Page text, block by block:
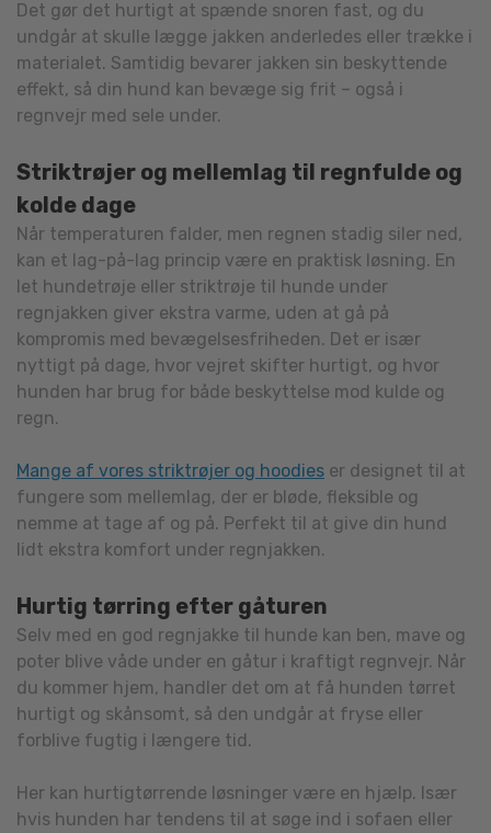
Det gør det hurtigt at spænde snoren fast, og du
undgår at skulle lægge jakken anderledes eller trække i
materialet. Samtidig bevarer jakken sin beskyttende
effekt, så din hund kan bevæge sig frit – også i
regnvejr med sele under.
Striktrøjer og mellemlag til regnfulde og
kolde dage
Når temperaturen falder, men regnen stadig siler ned,
kan et lag-på-lag princip være en praktisk løsning. En
let hundetrøje eller striktrøje til hunde under
regnjakken giver ekstra varme, uden at gå på
kompromis med bevægelsesfriheden. Det er især
nyttigt på dage, hvor vejret skifter hurtigt, og hvor
hunden har brug for både beskyttelse mod kulde og
regn.
Mange af vores striktrøjer og hoodies er designet til at
fungere som mellemlag, der er bløde, fleksible og
nemme at tage af og på. Perfekt til at give din hund
lidt ekstra komfort under regnjakken.
Hurtig tørring efter gåturen
Selv med en god regnjakke til hunde kan ben, mave og
poter blive våde under en gåtur i kraftigt regnvejr. Når
du kommer hjem, handler det om at få hunden tørret
hurtigt og skånsomt, så den undgår at fryse eller
forblive fugtig i længere tid.
Her kan hurtigtørrende løsninger være en hjælp. Især
hvis hunden har tendens til at søge ind i sofaen eller